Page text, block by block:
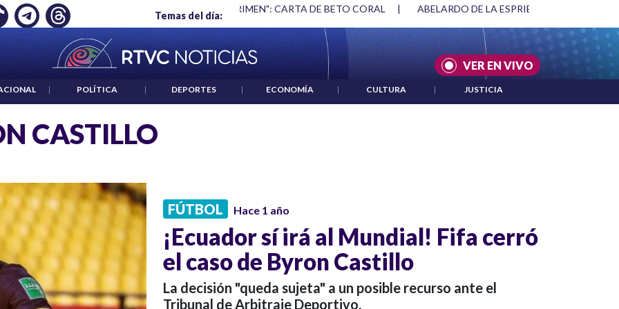
Temas del día:
EMPLEO: JP MORGAN "HABLAR NO ES UN CRIMEN": CARTA DE BETO CORAL | ABELARDO DE LA ESPRIELLA Y DMG
VER EN VIVO
| POLÍTICA | DEPORTES | ECONOMÍA | CULTURA | JUSTICIA
CASTILLO
FÚTBOL Hace 1 año
¡Ecuador sí irá al Mundial! Fifa cerró
el caso de Byron Castillo
La decisión "queda sujeta" a un posible recurso ante el
Tribunal de Arbitraje Deportivo.